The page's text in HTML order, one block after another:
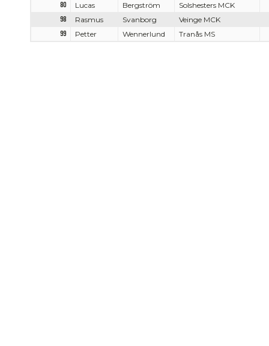
80
Lucas Bergström
Solshesters MCK
98
Rasmus Svanborg
Veinge MCK
99
Petter Wennerlund Tranås MS